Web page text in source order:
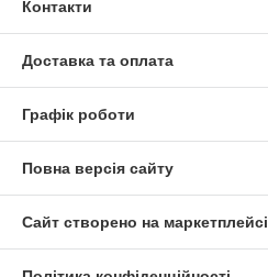
Контакти
Доставка та оплата
Графік роботи
Повна версія сайту
Сайт створено на маркетплейсі